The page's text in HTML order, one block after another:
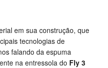
em sua construção, que
tecnologias de
falando da espuma
na entressola do Fly 3